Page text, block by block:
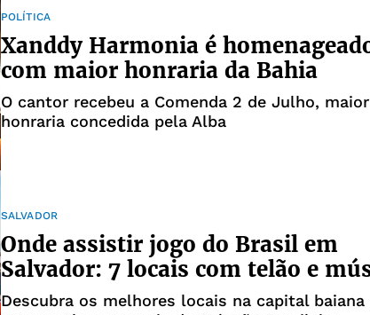
POLÍTICA
Xanddy Harmonia é
com maior honraria da Bahia
O cantor recebeu a Comenda 2 de Julho, maior
honraria concedida pela Alba
SALVADOR
Onde assistir jogo do Brasil em
Salvador: 7 locais com telão e
Descubra os melhores locais na capital baiana